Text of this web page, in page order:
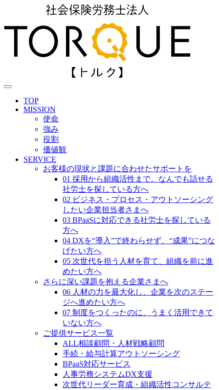
TOP
MISSION
使命
強み
役割
価値観
SERVICE
お客様の現状と課題に合わせたサポートを
01 採用から組織活性まで。なんでも話せる
社労士を探している方へ
02 ビジネス・プロセス・アウトソーシング
したい企業担当者さまへ
03 BPaaSに対応できる社労士を探している
方へ
04 DXを“導入”で終わらせず、“成果”につな
げたい方へ
05 次世代を担う人材を育て、組織を前に進
めたい方へ
さらに深い課題を抱える企業さまへ
06 人材の力を最大化し、企業を次のステー
ジへ進めたい方へ
07 制度をつくったのに、うまく活用できて
いない方へ
ご提供サービス一覧
ALL相談顧問・人材戦略顧問
手続・給与計算アウトソーシング
BPaaS対応サービス
人事労務システムDX支援
次世代リーダー育成・組織活性コンサルテ